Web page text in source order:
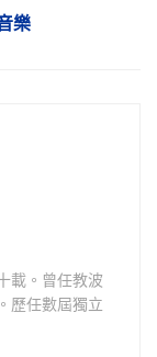
樂
載。曾任教波
歷任數屆獨立